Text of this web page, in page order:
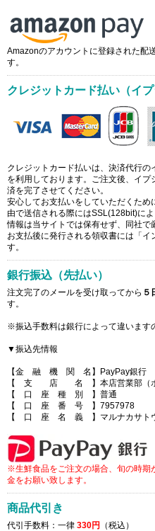
Amazonのアカウントに登録された配
す。
クレジットカード払い（イプ
クレジットカード払いは、決済代行
を利用しております。ご注文後、イ
済を完了させてください。
安心してお支払いをしていただくた
由で送信される際にはSSL(128bit)に
情報は当サイトでは保有せず、同社で
お支払後に発行される領収書には「イ
す。
銀行振込（先払い）
注文完了のメールを受け取ってから ５
す。
※振込手数料は銀行によって違います
▼振込先情報
【金 融 機 関 名】PayPay銀行
【 支 店 名 】本店営業部（ホ
【 口 座 種 別 】普通
【 口 座 番 号 】7957978
【 口 座 名 義 】マルナカサトウ
※生鮮食品をご注文の場合、旬の時期
金をお願い致します。
商品代引き
代引手数料：一律 330円
（税込）